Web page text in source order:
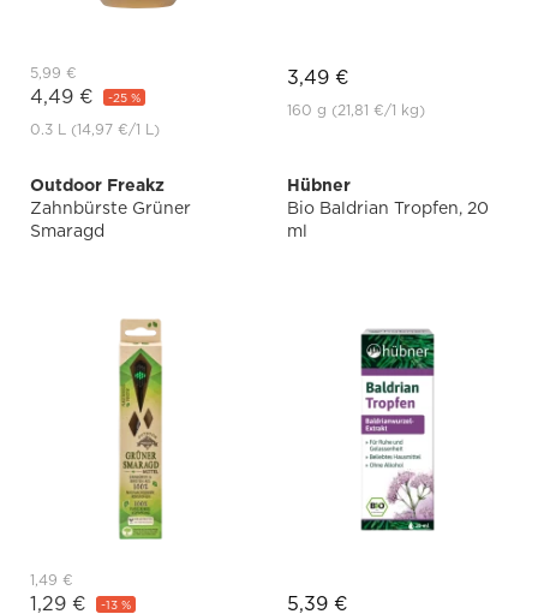
5,99 €
4,49 € -25 %
0.3 L (14,97 €/1 L)
3,49 €
160 g (21,81 €/1 kg)
Outdoor Freakz
Zahnbürste Grüner
Smaragd
1,49 €
1,29 € -13 %
Hübner
Bio Baldrian Tropfen, 20
ml
5,39 €